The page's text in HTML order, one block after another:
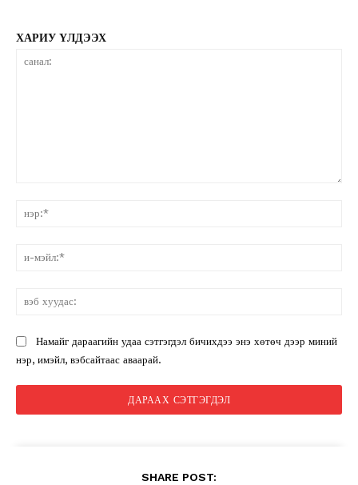
ХАРИУ ҮЛДЭЭХ
Намайг дараагийн удаа сэтгэгдэл бичихдээ энэ хөтөч дээр миний
нэр, имэйл, вэбсайтаас аваарай.
SHARE POST: